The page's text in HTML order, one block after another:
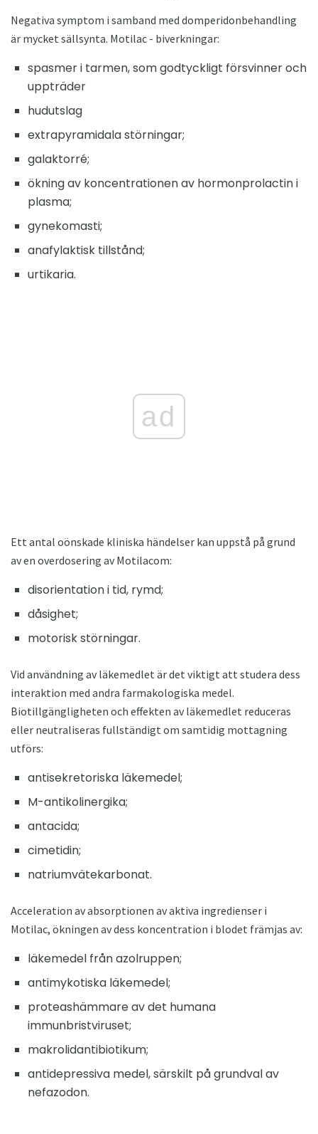
Negativa symptom i samband med domperidonbehandling
är mycket sällsynta. Motilac - biverkningar:
spasmer i tarmen, som godtyckligt försvinner och
uppträder
hudutslag
extrapyramidala störningar;
galaktorré;
ökning av koncentrationen av hormonprolactin i
plasma;
gynekomasti;
anafylaktisk tillstånd;
urtikaria.
ad
Ett antal oönskade kliniska händelser kan uppstå på grund
av en overdosering av Motilacom:
disorientation i tid, rymd;
dåsighet;
motorisk störningar.
Vid användning av läkemedlet är det viktigt att studera dess
interaktion med andra farmakologiska medel.
Biotillgängligheten och effekten av läkemedlet reduceras
eller neutraliseras fullständigt om samtidig mottagning
utförs:
antisekretoriska läkemedel;
M-antikolinergika;
antacida;
cimetidin;
natriumvätekarbonat.
Acceleration av absorptionen av aktiva ingredienser i
Motilac, ökningen av dess koncentration i blodet främjas av:
läkemedel från azolruppen;
antimykotiska läkemedel;
proteashämmare av det humana
immunbristviruset;
makrolidantibiotikum;
antidepressiva medel, särskilt på grundval av
nefazodon.